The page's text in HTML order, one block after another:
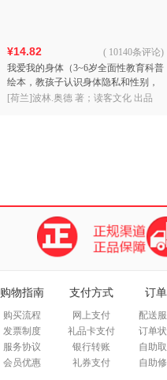
¥14.82
我爱我的身体（3~6岁全面性教育科普
绘本，教孩子认识身体隐私和性别，
建立身体界限意识，保护身心安
( 10140条评论)
[荷兰]波林.奥德 著；读客文化 出品
购物指南
购买流程
发票制度
服务协议
会员优惠
支付方式
网上支付
礼品卡支付
银行转账
礼券支付
订
配送
订单
自助
自助